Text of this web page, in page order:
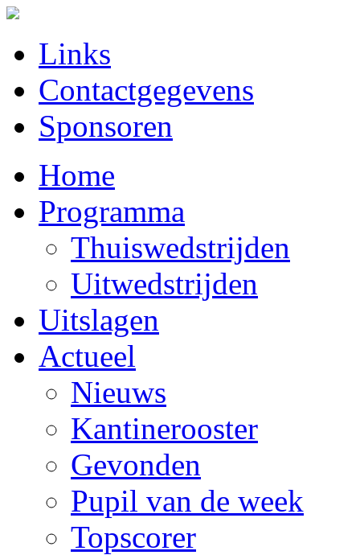
Links
Contactgegevens
Sponsoren
Home
Programma
Thuiswedstrijden
Uitwedstrijden
Uitslagen
Actueel
Nieuws
Kantinerooster
Gevonden
Pupil van de week
Topscorer